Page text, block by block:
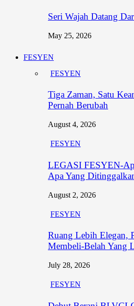
Seri Wajah Datang
May 25, 2026
FESYEN
FESYEN
Tiga Zaman, Satu
Pernah Berubah
August 4, 2026
FESYEN
LEGASI FESYEN-
Apa Yang
August 2, 2026
FESYEN
Ruang Lebih Elegan,
Membeli-Belah Yang
July 28, 2026
FESYEN